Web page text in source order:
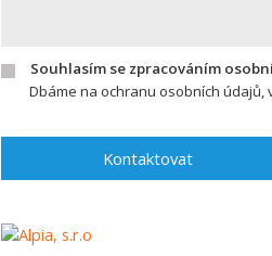
Souhlasím se zpracováním
Dbáme na ochranu osobních údajů,
Kontaktovat